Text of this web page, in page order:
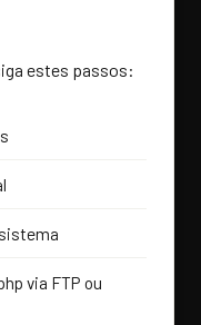
estes passos:
via FTP ou